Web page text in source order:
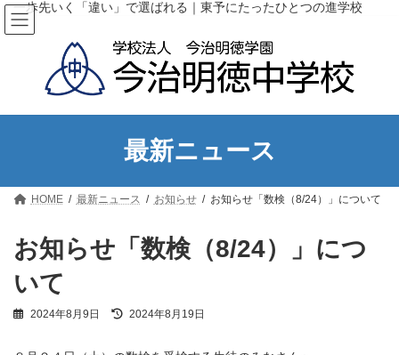
コ
ン
テ
キ
ナ
ビ
ゲ
に
一歩先いく「違い」で選ばれる｜東予にたったひとつの進学校
最新ニュース
HOME 最新ニュース お知らせ お知らせ「数検（8/24）」について
お知らせ「数検（8/24）」につ
いて
2024年8月9日
最
2024年8月19日